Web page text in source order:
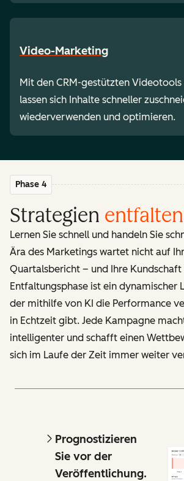
Video-Marketing
Mit den CRM-gestützten
lassen sich Inhalte schneller
wiederverwenden und optimieren.
Phase 4
Strategien entfalten
Lernen Sie schnell und handeln Sie
Ära des Marketings wartet nicht auf
Quartalsbericht – und Ihre Kundschaft
Entfaltungsphase ist ein dynamischer
der mithilfe von KI die Performance
in Echtzeit gibt. Jede Kampagne
intelligenter und schafft einen
sich im Laufe der Zeit immer weiter
Prognostizieren
Sie vor der
Veröffentlichung.